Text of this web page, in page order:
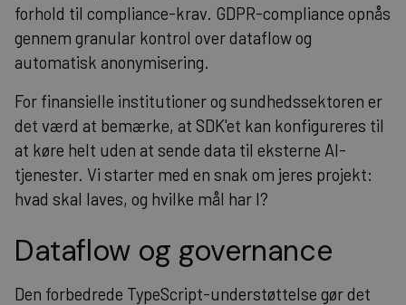
forhold til compliance-krav. GDPR-compliance opnås
gennem granular kontrol over dataflow og
automatisk anonymisering.
For finansielle institutioner og sundhedssektoren er
det værd at bemærke, at SDK'et kan konfigureres til
at køre helt uden at sende data til eksterne AI-
tjenester. Vi starter med en snak om jeres projekt:
hvad skal laves, og hvilke mål har I?
Dataflow og governance
Den forbedrede TypeScript-understøttelse gør det